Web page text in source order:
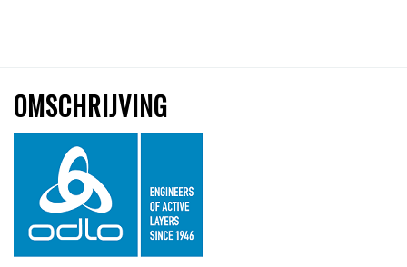
OMSCHRIJVING